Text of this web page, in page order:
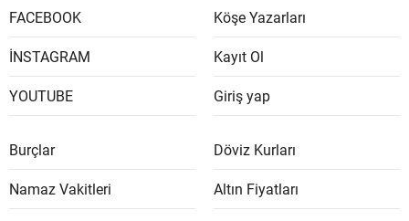
FACEBOOK
İNSTAGRAM
YOUTUBE
Köşe Yazarları
Kayıt Ol
Giriş yap
Burçlar
Namaz Vakitleri
Döviz Kurları
Altın Fiyatları